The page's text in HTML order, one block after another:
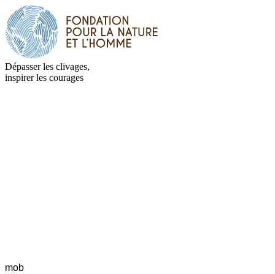
Dépasser les clivages,
inspirer les courages
mob